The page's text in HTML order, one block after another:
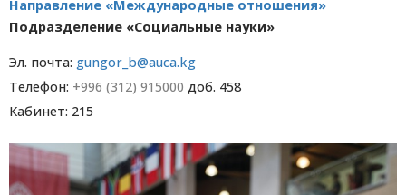
Направление «Международные отношения»
Подразделение «Социальные науки»
Эл. почта: gungor_b@auca.kg
Телефон: +996 (312) 915000 доб. 458
Кабинет: 215